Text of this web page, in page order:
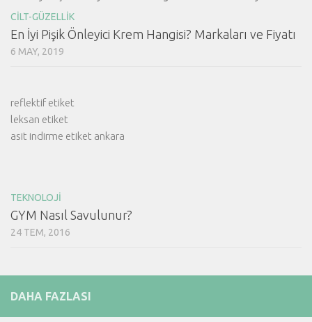
CILT-GÜZELLIK
En İyi Pişik Önleyici Krem Hangisi? Markaları ve Fiyatı
6 MAY, 2019
reflektif etiket
leksan etiket
asit indirme etiket ankara
TEKNOLOJI
GYM Nasıl Savulunur?
24 TEM, 2016
DAHA FAZLASI